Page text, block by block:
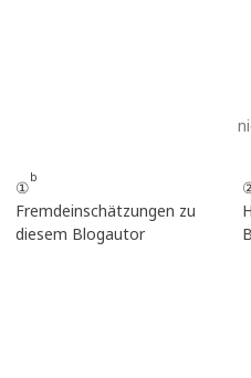
①
b
Fremdeinschätzungen zu
diesem Blogautor